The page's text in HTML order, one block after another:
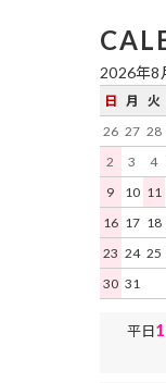
い。
2026年8
日 月 火
26 27 28
2
3 4
9
10 11
16 17 18
23 24 25
30 31
平日